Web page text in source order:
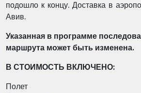
подошло к концу. Доставка в
Авив.
Указанная в программе
маршрута может быть изменена.
В СТОИМОСТЬ ВКЛЮЧЕНО:
Полет